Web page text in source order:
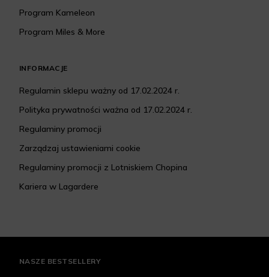
Program Kameleon
Program Miles & More
INFORMACJE
Regulamin sklepu ważny od 17.02.2024 r.
Polityka prywatności ważna od 17.02.2024 r.
Regulaminy promocji
Zarządzaj ustawieniami cookie
Regulaminy promocji z Lotniskiem Chopina
Kariera w Lagardere
NASZE BESTSELLERY